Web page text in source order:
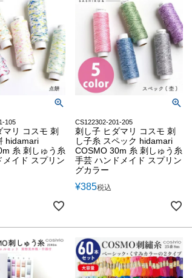
105
リ コスモ 刺
hidamari
糸 刺しゅう糸
メイド スプリン
CS122302-201-205
刺し子 ヒダマリ コスモ 刺
し子糸 スペック hidamari
COSMO 30m 糸 刺しゅう糸
手芸 ハンドメイド スプリン
グカラー
¥385税込